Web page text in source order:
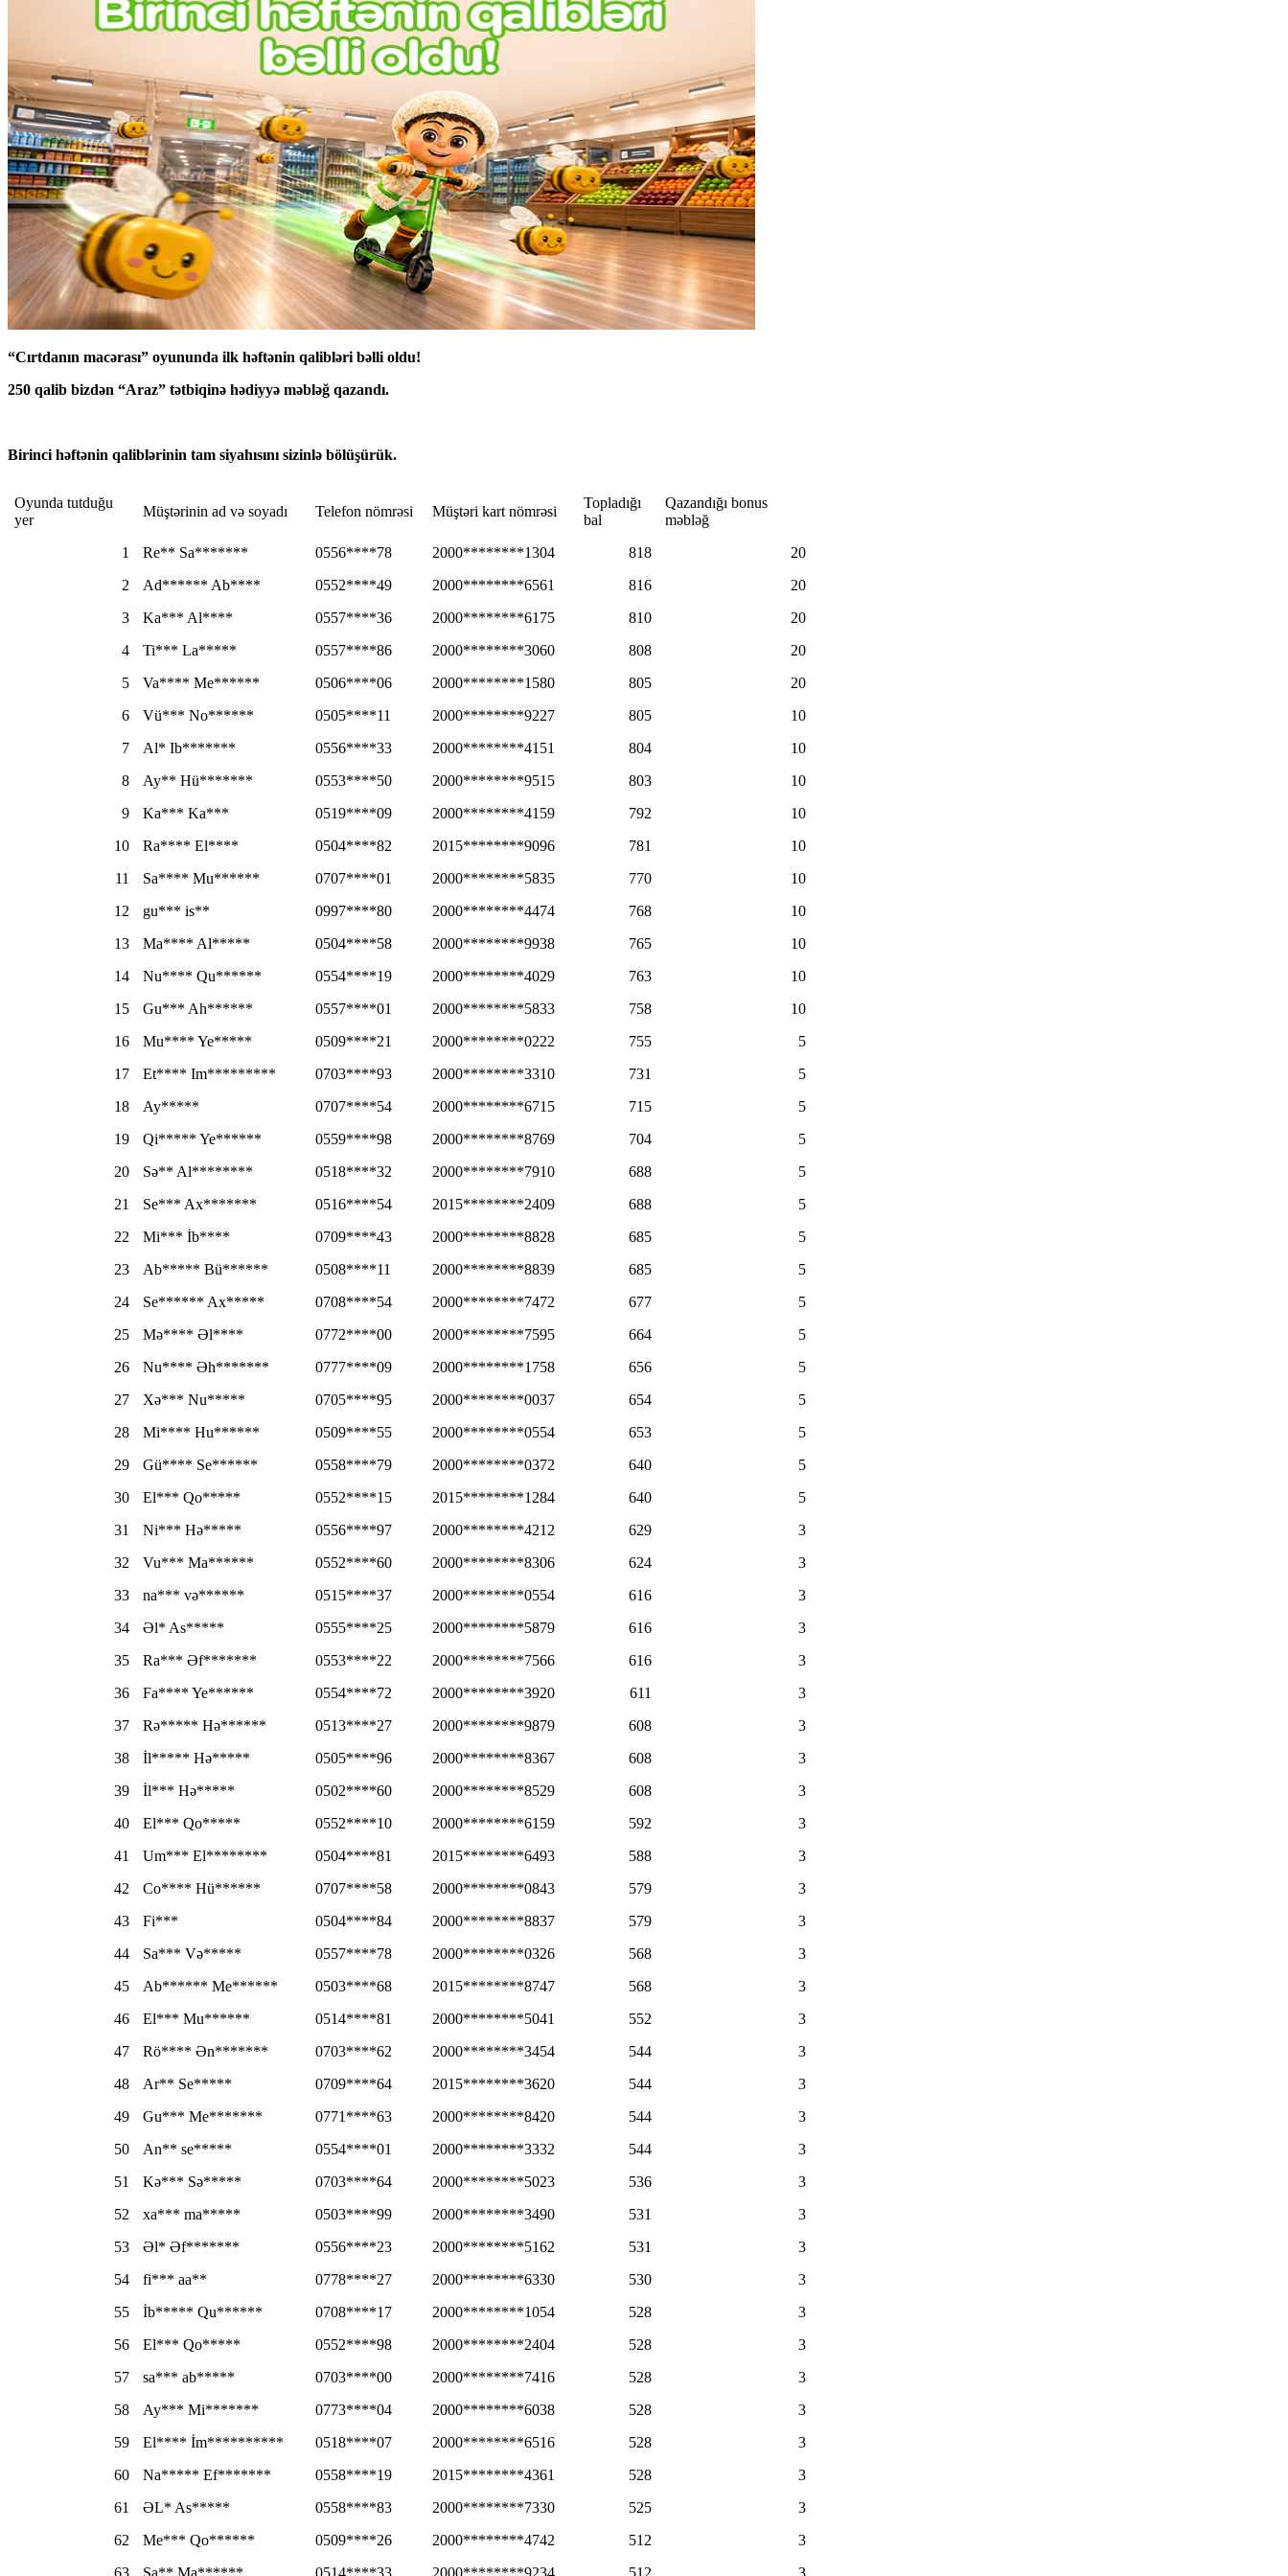
“Cırtdanın macərası” oyununda ilk həftənin qalibləri bəlli oldu!
250 qalib bizdən “Araz” tətbiqinə hədiyyə məbləğ qazandı.
Birinci həftənin qaliblərinin tam siyahısını sizinlə bölüşürük.
Oyunda tutduğu
yer
Müştərinin ad və soyadı Telefon nömrəsi Müştəri kart nömrəsi
Topladığı
bal
Qazandığı bonus
məbləğ
1
Re** Sa******* 0556****78 2000********1304 818
20
2
Ad****** Ab**** 0552****49 2000********6561 816
20
3
Ka*** Al**** 0557****36 2000********6175 810
20
4
Ti*** La***** 0557****86 2000********3060 808
20
5
Va**** Me****** 0506****06 2000********1580 805
20
6
Vü*** No****** 0505****11 2000********9227 805
10
7
Al* Ib******* 0556****33 2000********4151 804
10
8
Ay** Hü******* 0553****50 2000********9515 803
10
9
Ka*** Ka*** 0519****09 2000********4159 792
10
10
Ra**** El**** 0504****82 2015********9096 781
10
11
Sa**** Mu****** 0707****01 2000********5835 770
10
12
gu*** is** 0997****80 2000********4474 768
10
13
Ma**** Al***** 0504****58 2000********9938 765
10
14
Nu**** Qu****** 0554****19 2000********4029 763
10
15
Gu*** Ah****** 0557****01 2000********5833 758
10
16
Mu**** Ye***** 0509****21 2000********0222 755
5
17
Et**** Im********* 0703****93 2000********3310 731
5
18
Ay***** 0707****54 2000********6715 715
5
19
Qi***** Ye****** 0559****98 2000********8769 704
5
20
Sə** Al******** 0518****32 2000********7910 688
5
21
Se*** Ax******* 0516****54 2015********2409 688
5
22
Mi*** İb**** 0709****43 2000********8828 685
5
23
Ab***** Bü****** 0508****11 2000********8839 685
5
24
Se****** Ax***** 0708****54 2000********7472 677
5
25
Mə**** Əl**** 0772****00 2000********7595 664
5
26
Nu**** Əh******* 0777****09 2000********1758 656
5
27
Xə*** Nu***** 0705****95 2000********0037 654
5
28
Mi**** Hu****** 0509****55 2000********0554 653
5
29
Gü**** Se****** 0558****79 2000********0372 640
5
30
El*** Qo***** 0552****15 2015********1284 640
5
31
Ni*** Hə***** 0556****97 2000********4212 629
3
32
Vu*** Ma****** 0552****60 2000********8306 624
3
33
na*** və****** 0515****37 2000********0554 616
3
34
Əl* As***** 0555****25 2000********5879 616
3
35
Ra*** Əf******* 0553****22 2000********7566 616
3
36
Fa**** Ye****** 0554****72 2000********3920 611
3
37
Rə***** Hə****** 0513****27 2000********9879 608
3
38
İl***** Hə***** 0505****96 2000********8367 608
3
39
İl*** Hə***** 0502****60 2000********8529 608
3
40
El*** Qo***** 0552****10 2000********6159 592
3
41
Um*** El******** 0504****81 2015********6493 588
3
42
Co**** Hü****** 0707****58 2000********0843 579
3
43
Fi*** 0504****84 2000********8837 579
3
44
Sa*** Və***** 0557****78 2000********0326 568
3
45
Ab****** Me****** 0503****68 2015********8747 568
3
46
El*** Mu****** 0514****81 2000********5041 552
3
47
Rö**** Ən******* 0703****62 2000********3454 544
3
48
Ar** Se***** 0709****64 2015********3620 544
3
49
Gu*** Me******* 0771****63 2000********8420 544
3
50
An** se***** 0554****01 2000********3332 544
3
51
Kə*** Sə***** 0703****64 2000********5023 536
3
52
xa*** ma***** 0503****99 2000********3490 531
3
53
Əl* Əf******* 0556****23 2000********5162 531
3
54
fi*** aa** 0778****27 2000********6330 530
3
55
İb***** Qu****** 0708****17 2000********1054 528
3
56
El*** Qo***** 0552****98 2000********2404 528
3
57
sa*** ab***** 0703****00 2000********7416 528
3
58
Ay*** Mi******* 0773****04 2000********6038 528
3
59
El**** İm********** 0518****07 2000********6516 528
3
60
Na***** Ef******* 0558****19 2015********4361 528
3
61
ƏL* As***** 0558****83 2000********7330 525
3
62
Me*** Qo****** 0509****26 2000********4742 512
3
63
Sa** Ma****** 0514****33 2000********9234 512 3